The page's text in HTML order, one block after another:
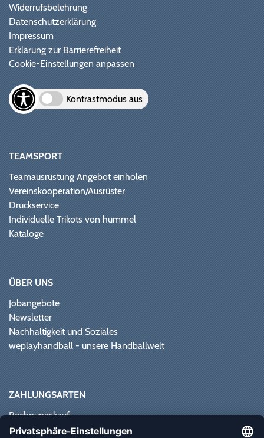
Widerrufsbelehrung
Datenschutzerklärung
Impressum
Erklärung zur Barrierefreiheit
Cookie-Einstellungen anpassen
Kontrastmodus aus
TEAMSPORT
Teamausrüstung Angebot einholen
Vereinskooperation/Ausrüster
Druckservice
Individuelle Trikots von hummel
Kataloge
ÜBER UNS
Jobangebote
Newsletter
Nachhaltigkeit und Soziales
weplayhandball - unsere Handballwelt
ZAHLUNGSARTEN
Rechnungskauf
Paypal